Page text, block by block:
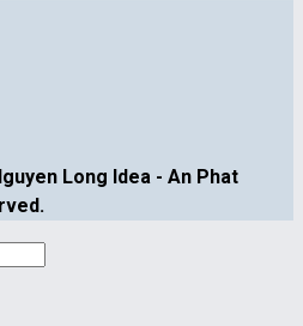
Long Idea - An Phat